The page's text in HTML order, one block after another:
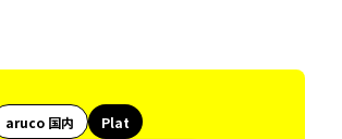
aruco 国内
Plat